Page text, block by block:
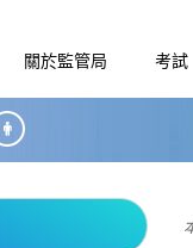
關於監管局 考試